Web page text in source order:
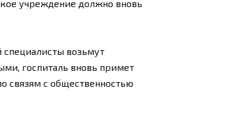
учреждение должно вновь
специалисты возьмут
госпиталь вновь примет
связям с общественностью